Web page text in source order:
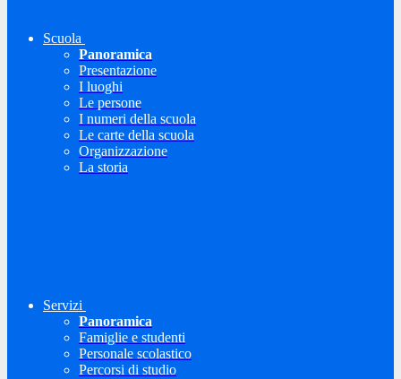
Scuola
Panoramica
Presentazione
I luoghi
Le persone
I numeri della scuola
Le carte della scuola
Organizzazione
La storia
Servizi
Panoramica
Famiglie e studenti
Personale scolastico
Percorsi di studio